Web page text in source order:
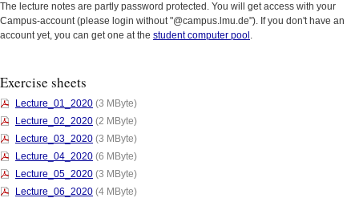
The lecture notes are partly password protected. You will get access with your
Campus-account (please login without "@campus.lmu.de"). If you don't have an
account yet, you can get one at the student computer pool .
Exercise sheets
Lecture_01_2020 (3 MByte)
Lecture_02_2020 (2 MByte)
Lecture_03_2020 (3 MByte)
Lecture_04_2020 (6 MByte)
Lecture_05_2020 (3 MByte)
Lecture_06_2020 (4 MByte)